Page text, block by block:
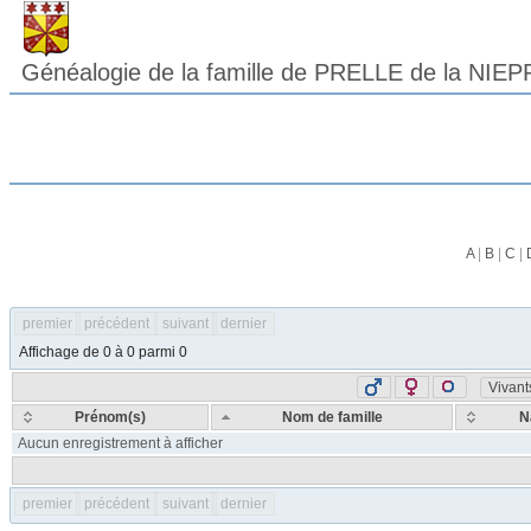
Généalogie de la famille de PRELLE de la
A| B | C |
premier précédent suivant
dernier
Affichage de 0 à 0 parmi 0
Prénom(s)
Nom de famille
Aucun enregistrement à afficher
premier précédent suivant dernier